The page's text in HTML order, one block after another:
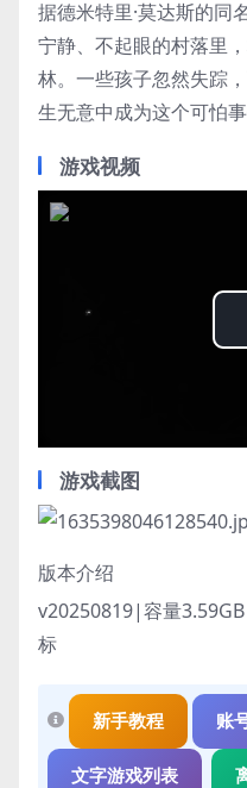
据德米特里·莫达斯的同
宁静、不起眼的村落里
林。一些孩子忽然失踪
生无意中成为这个可怕
游戏视频
游戏截图
版本介绍
v20250819|容量
标
新手教程 账
文字游戏列表